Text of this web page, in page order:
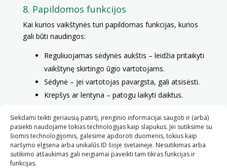
Siekdami teikti geriausią patirtį, įrenginio informacijai saugoti ir (arba)
pasiekti naudojame tokias technologijas kaip slapukus. Jei sutiksime su
šiomis technologijomis, galėsime apdoroti duomenis, tokius kaip
naršymo elgsena arba unikalūs ID šioje svetainėje. Nesutikimas arba
sutikimo atšaukimas gali neigiamai paveikti tam tikras funkcijas ir
funkcijas.
8. Papildomos funkcijos
Kai kurios vaikštynės turi papildomas funkcijas, kurios
gali būti naudingos:
Reguliuojamas sėdynės aukštis – leidžia pritaikyti
vaikštynę skirtingo ūgio vartotojams.
Sėdynė – jei vartotojas pavargsta, gali atsisėsti.
Krepšys ar lentyna – patogu laikyti daiktus.
vaikštynę lauke.